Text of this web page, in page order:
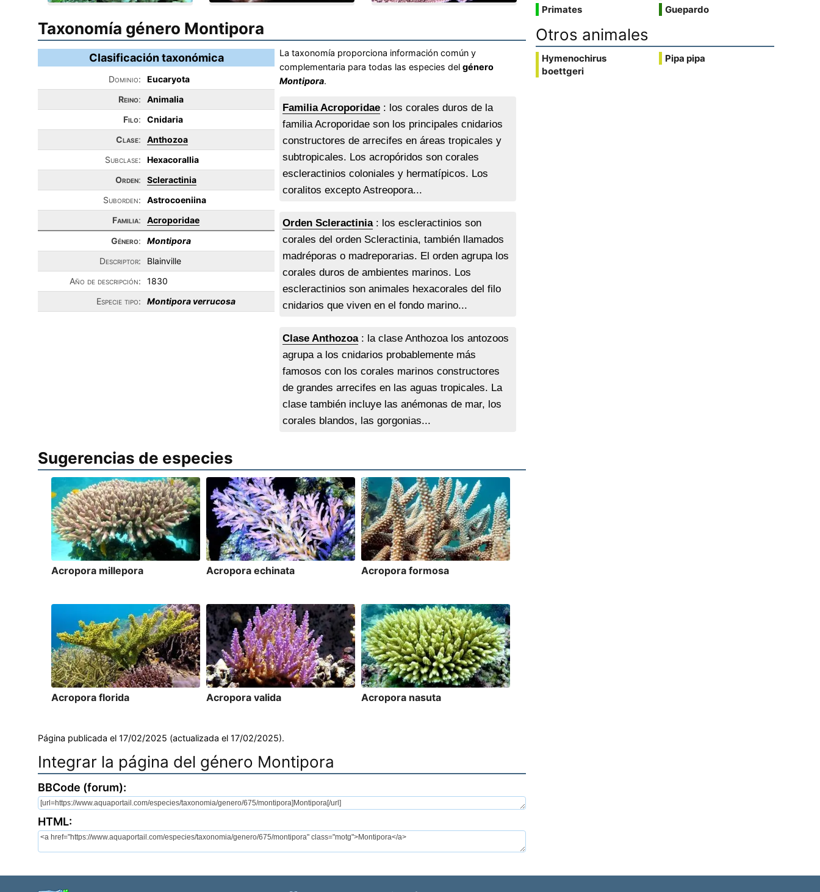
Taxonomía género Montipora
Clasificación taxonómica
Dominio:
Eucaryota
Reino:
Animalia
Filo:
Cnidaria
Clase:
Anthozoa
Subclase:
Hexacorallia
Orden:
Scleractinia
Suborden:
Astrocoeniina
Familia:
Acroporidae
Género:
Montipora
Descriptor:
Blainville
Año de descripción:
1830
Especie tipo:
Montipora verrucosa
La taxonomía proporciona información común y
complementaria para todas las especies delgénero
Montipora.
Familia Acroporidae : los corales duros de la
familia Acroporidae son los principales cnidarios
constructores de arrecifes en áreas tropicales y
subtropicales. Los acropóridos son corales
escleractinios coloniales y hermatípicos. Los
coralitos excepto Astreopora...
Orden Scleractinia: los escleractinios son
corales del orden Scleractinia, también llamados
madréporas o madreporarias. El orden agrupa los
corales duros de ambientes marinos. Los
escleractinios son animales hexacorales del filo
cnidarios que viven en el fondo marino...
Clase Anthozoa: la clase Anthozoa los antozoos
agrupa a los cnidarios probablemente más
famosos con los corales marinos constructores
de grandes arrecifes en las aguas tropicales. La
clase también incluye las anémonas de mar, los
corales blandos, las gorgonias...
Sugerencias de especies
Acropora millepora Acropora echinata Acropora formosa
Acropora florida Acropora valida Acropora nasuta
Página publicada el 17/02/2025 (actualizada el 17/02/2025).
Integrar la página del género Montipora
BBCode (forum):
HTML:
Primates
Guepardo
Otros animales
Hymenochirus
boettgeri
Pipa pipa